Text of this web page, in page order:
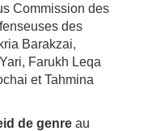
Commission des
des
Barakzai,
Farukh Leqa
et Tahmina
de genre au